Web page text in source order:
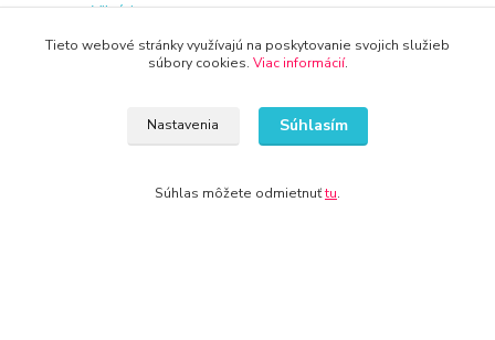
Viktória
+421 940 949 000
Tieto webové stránky využívajú na poskytovanie svojich služieb
súbory cookies. Viac informácií.
Nastavenia Súhlasím
Súhlas môžete odmietnuťtu.